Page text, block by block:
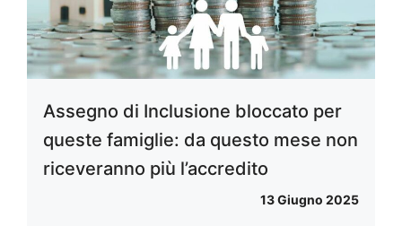
Assegno di Inclusione bloccato per
queste famiglie: da questo mese non
riceveranno più l’accredito
13 Giugno 2025